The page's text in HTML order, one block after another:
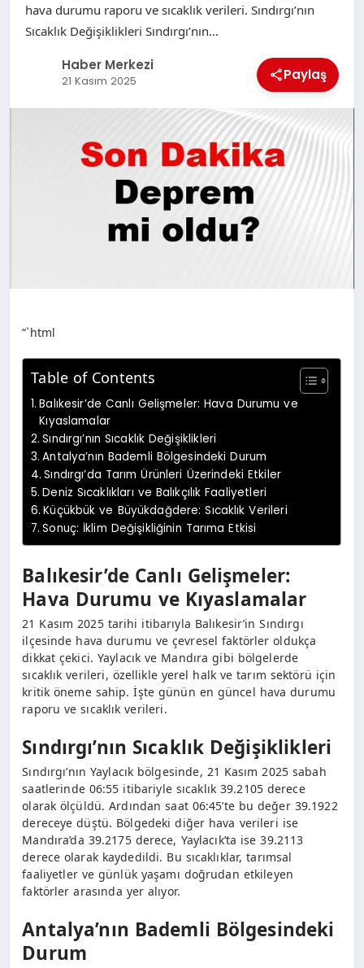
hava durumu raporu ve sıcaklık verileri. Sındırgı’nın
Sıcaklık Değişiklikleri Sındırgı’nın…
Haber Merkezi
21 Kasım 2025 Paylaş
“`html
Table of Contents
Balıkesir’de Canlı Gelişmeler: Hava Durumu ve
Kıyaslamalar
Sındırgı’nın Sıcaklık Değişiklikleri
Antalya’nın Bademli Bölgesindeki Durum
Sındırgı’da Tarım Ürünleri Üzerindeki Etkiler
Deniz Sıcaklıkları ve Balıkçılık Faaliyetleri
Küçükbük ve Büyükdağdere: Sıcaklık Verileri
Sonuç: İklim Değişikliğinin Tarıma Etkisi
Balıkesir’de Canlı Gelişmeler:
Hava Durumu ve Kıyaslamalar
21 Kasım 2025 tarihi itibarıyla Balıkesir’in Sındırgı
ilçesinde hava durumu ve çevresel faktörler oldukça
dikkat çekici. Yaylacık ve Mandıra gibi bölgelerde
sıcaklık verileri, özellikle yerel halk ve tarım sektörü için
kritik öneme sahip. İşte günün en güncel hava durumu
raporu ve sıcaklık verileri.
Sındırgı’nın Sıcaklık Değişiklikleri
Sındırgı’nın Yaylacık bölgesinde, 21 Kasım 2025 sabah
saatlerinde 06:55 itibariyle sıcaklık 39.2105 derece
olarak ölçüldü. Ardından saat 06:45’te bu değer 39.1922
dereceye düştü. Bölgedeki diğer hava verileri ise
Mandıra’da 39.2175 derece, Yaylacık’ta ise 39.2113
derece olarak kaydedildi. Bu sıcaklıklar, tarımsal
faaliyetler ve günlük yaşamı doğrudan etkileyen
faktörler arasında yer alıyor.
Antalya’nın Bademli Bölgesindeki
Durum